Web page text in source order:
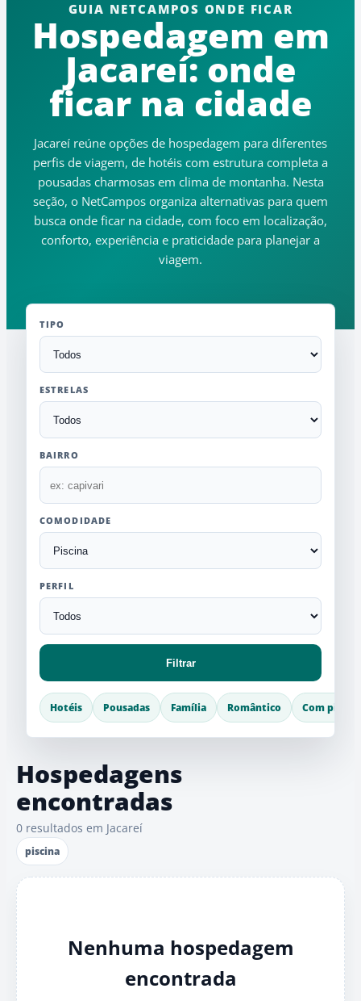
GUIA NETCAMPOS ONDE FICAR
Hospedagem em
Jacareí: onde
ficar na cidade
Jacareí reúne opções de hospedagem para diferentes
perfis de viagem, de hotéis com estrutura completa a
pousadas charmosas em clima de montanha. Nesta
seção, o NetCampos organiza alternativas para quem
busca onde ficar na cidade, com foco em localização,
conforto, experiência e praticidade para planejar a
viagem.
TIPO
ESTRELAS
BAIRRO
COMODIDADE
PERFIL
Filtrar
Hotéis Pousadas Família Romântico Com piscina
Hospedagens
encontradas
0 resultados em Jacareí
piscina
Nenhuma hospedagem
encontrada